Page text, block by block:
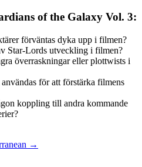
of the Galaxy Vol. 3:
förväntas dyka upp i filmen?
Star-Lords utveckling i filmen?
överraskningar eller plottwists i
för att förstärka filmens
koppling till andra kommande
→